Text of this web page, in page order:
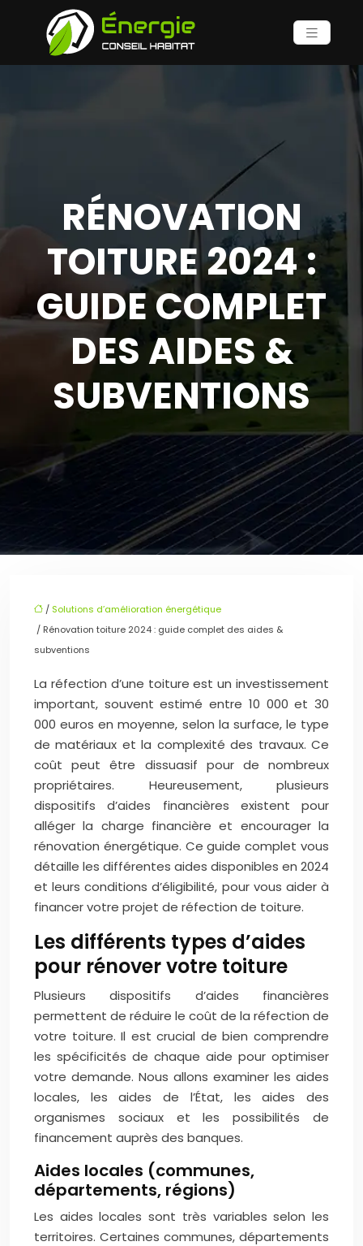
RÉNOVATION
TOITURE 2024 :
GUIDE COMPLET
DES AIDES &
SUBVENTIONS
/ Solutions d’amélioration énergétique
/ Rénovation toiture 2024 : guide complet des aides &
subventions
La réfection d’une toiture est un investissement
important, souvent estimé entre 10 000 et 30
000 euros en moyenne, selon la surface, le type
de matériaux et la complexité des travaux. Ce
coût peut être dissuasif pour de nombreux
propriétaires. Heureusement, plusieurs
dispositifs d’aides financières existent pour
alléger la charge financière et encourager la
rénovation énergétique. Ce guide complet vous
détaille les différentes aides disponibles en 2024
et leurs conditions d’éligibilité, pour vous aider à
financer votre projet de réfection de toiture.
Les différents types d’aides
pour rénover votre toiture
Plusieurs dispositifs d’aides financières
permettent de réduire le coût de la réfection de
votre toiture. Il est crucial de bien comprendre
les spécificités de chaque aide pour optimiser
votre demande. Nous allons examiner les aides
locales, les aides de l’État, les aides des
organismes sociaux et les possibilités de
financement auprès des banques.
Aides locales (communes,
départements, régions)
Les aides locales sont très variables selon les
territoires. Certaines communes, départements